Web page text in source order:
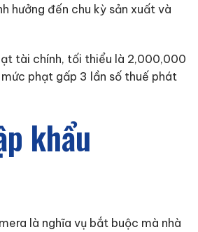
hưởng đến chu kỳ sản xuất và
tài chính, tối thiểu là 2,000,000
phạt gấp 3 lần số thuế phát
khẩu
là nghĩa vụ bắt buộc mà nhà